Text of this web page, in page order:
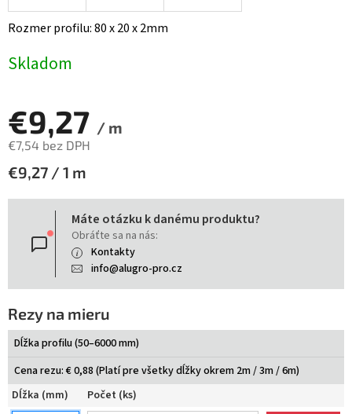
Rozmer profilu: 80 x 20 x 2mm
Skladom
€9,27 / m
€7,54 bez DPH
Jednotková
€9,27 / 1 m
Máte otázku k danému produktu?
Obráťte sa na nás:
Kontakty
info@alugro-pro.cz
Rezy na mieru
Dĺžka profilu (50–6000 mm)
Cena rezu: € 0,88 (Platí pre všetky dĺžky okrem 2m / 3m / 6m)
Dĺžka (mm)
Počet (ks)